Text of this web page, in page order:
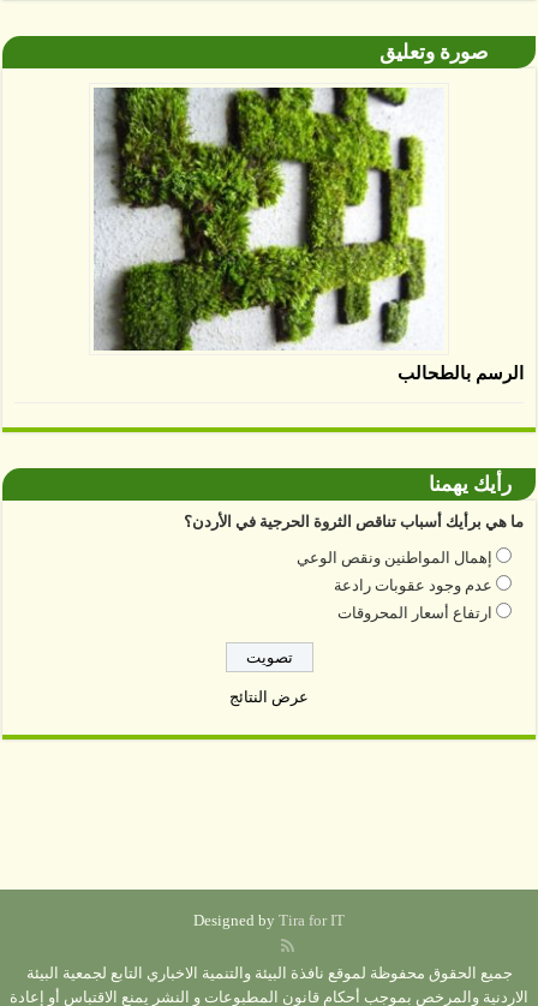
صورة وتعليق
الرسم بالطحالب
رأيك يهمنا
ما هي برأيك أسباب تناقص الثروة الحرجية في الأردن؟
إهمال المواطنين ونقص الوعي
عدم وجود عقوبات رادعة
ارتفاع أسعار المحروقات
عرض النتائج
Designed by Tira for IT
جميع الحقوق محفوظة لموقع نافذة البيئة والتنمية الاخباري التابع لجمعية البيئة
الاردنية والمرخص بموجب أحكام قانون المطبوعات و النشر يمنع الاقتباس أو إعادة